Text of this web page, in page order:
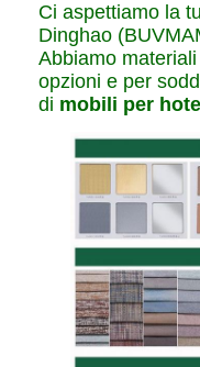
Ci aspettiamo la
Dinghao
Abbiamo
opzioni e per
di mobili per hotel